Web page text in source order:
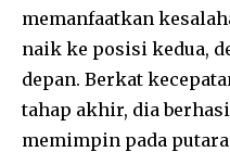
memanfaatkan
naik ke posisi kedua,
depan. Berkat
tahap akhir, dia
memimpin pada